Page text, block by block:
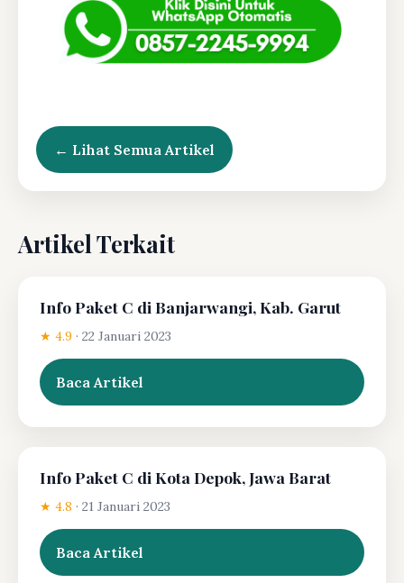
← Lihat Semua Artikel
Artikel Terkait
Info Paket C di Banjarwangi, Kab. Garut
★ 4.9 · 22 Januari 2023
Baca Artikel
Info Paket C di Kota Depok, Jawa Barat
★ 4.8 · 21 Januari 2023
Baca Artikel